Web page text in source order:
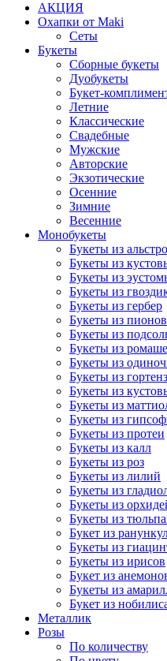
АКЦИЯ
Охапки от Maki
Сеты
Букеты
Сборные букеты
Дуобукеты
Букет-
Летние
Классические
Свадебные
Мужские
Авторские
Экзотические
Осенние
Зимние
Весенние
Монобукеты
Букеты из
Букеты из
Букеты из
Букеты из
Букеты из гербер
Букеты из пионов
Букеты из
Букеты из
Букеты из
Букеты из
Букеты из
Букеты из
Букеты из
Букеты из протеи
Букеты из калл
Букеты из роз
Букеты из лилий
Букеты из
Букеты из
Букеты из
Букет из
Букеты из
Букеты из ирисов
Букет из
Букеты из
Букет из
Металлик
Розы
По количеству